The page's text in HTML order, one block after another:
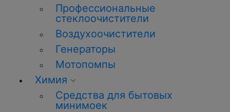
Профессиональные
стеклоочистители
Воздухоочистители
Генераторы
Мотопомпы
Химия
Средства для бытовых
минимоек